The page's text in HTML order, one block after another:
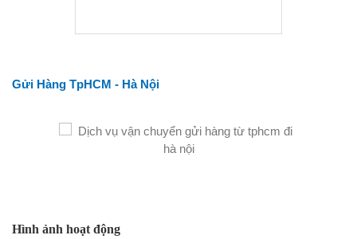
Gửi Hàng TpHCM - Hà Nội
Hình ảnh hoạt động